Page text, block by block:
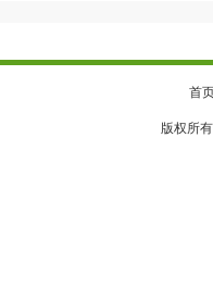
首
版权所